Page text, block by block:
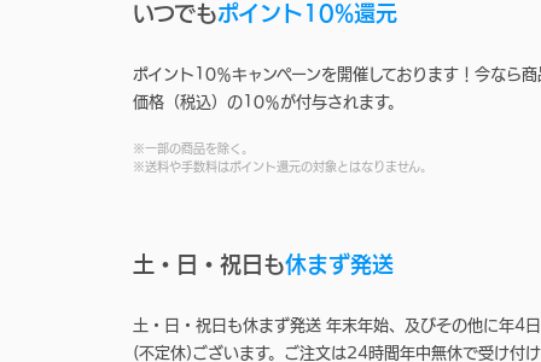
いつでもポイント10%還元
ポイント10％キャンペーンを開催しております！今なら商
価格（税込）の10％が付与されます。
※一部の商品を除く。
※送料や手数料はポイント還元の対象とはなりません。
土・日・祝日も休まず発送
土・日・祝日も休まず発送 年末年始、及びその他に年4日
(不定休)ございます。ご注文は24時間年中無休で受け付け